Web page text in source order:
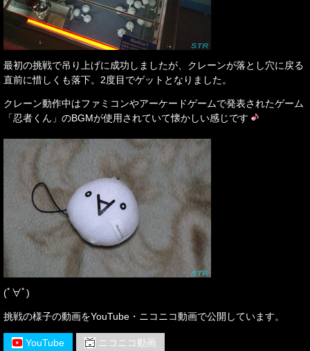
最初の挑戦で吊り上げに成功しましたが、クレーンが落とし穴に戻る
直前に惜しくも落下。2度目でゲットとなりました。
クレーン動作中はファミコンやアーケードゲームで発表されたゲーム
「忍者くん」のBGMが使用されていて懐かしい感じです
(ﾟ∀ﾟ)
挑戦の様子の動画をYouTube・ニコニコ動画で公開しています。
YouTube ニコニコ動画